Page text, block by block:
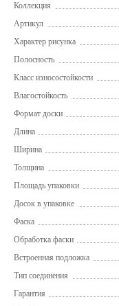
Коллекция
Артикул
Характер рисунка
Полосность
Класс износостойкости
Влагостойкость
Формат доски
Длина
Ширина
Толщина
Площадь упаковки
Досок в упаковке
Фаска
Обработка фаски
Встроенная подложка
Тип соединения
Гарантия